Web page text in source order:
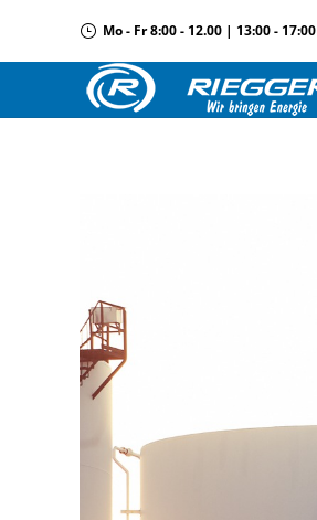
Mo - Fr 8:00 - 12.00 | 13:00 - 17:00